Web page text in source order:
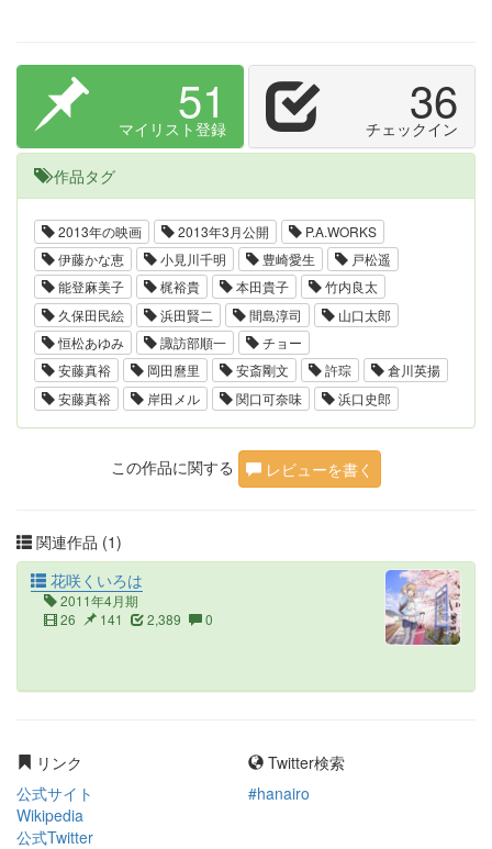
51
マイリスト登録 36
チェックイン
作品タグ
2013年の映画 2013年3月公開
P.A.WORKS
伊藤かな恵
小見川千明 豊崎愛生
戸松遥
能登麻美子
梶裕貴 本田貴子
竹内良太
久保田民絵
浜田賢二 間島淳司
山口太郎
恒松あゆみ
諏訪部順一
チョー
安藤真裕
岡田麿里 安斎剛文 許琮
倉川英揚
安藤真裕
岸田メル 関口可奈味 浜口史郎
この作品に関する レビューを書く
関連作品 (1)
花咲くいろは
2011年4月期
26
141 2,389 0
リンク
公式サイト
Wikipedia
公式Twitter
Twitter検索
#hanairo